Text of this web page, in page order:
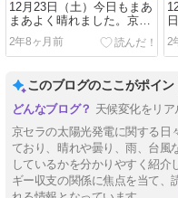
12月23日（土）今日もまあ
まあよく晴れました。京セ
ラ5.4 wh太陽光発電の報告
2年8ヶ月前 2
このブログのここがポイン
天候変化をリ
京セラの太陽光発電に関する日
ており、晴れや曇り、雨、台風
しているかを分かりやすく紹
ギー収支の関係に焦点を当て、